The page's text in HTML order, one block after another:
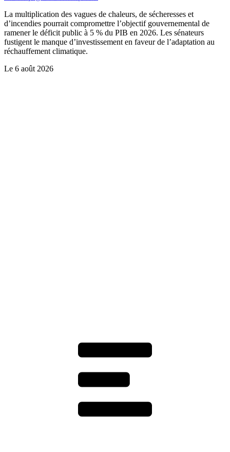
La multiplication des vagues de chaleurs, de sécheresses et
d’incendies pourrait compromettre l’objectif gouvernemental de
ramener le déficit public à 5 % du PIB en 2026. Les sénateurs
fustigent le manque d’investissement en faveur de l’adaptation au
réchauffement climatique.
Le 6 août 2026